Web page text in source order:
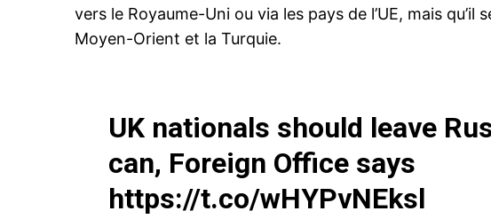
vers le Royaume-Uni ou via les pays de l’UE, mais
Moyen-Orient et la Turquie.
UK nationals should leave
can, Foreign Office says
https://t.co/wHYPvNEksl